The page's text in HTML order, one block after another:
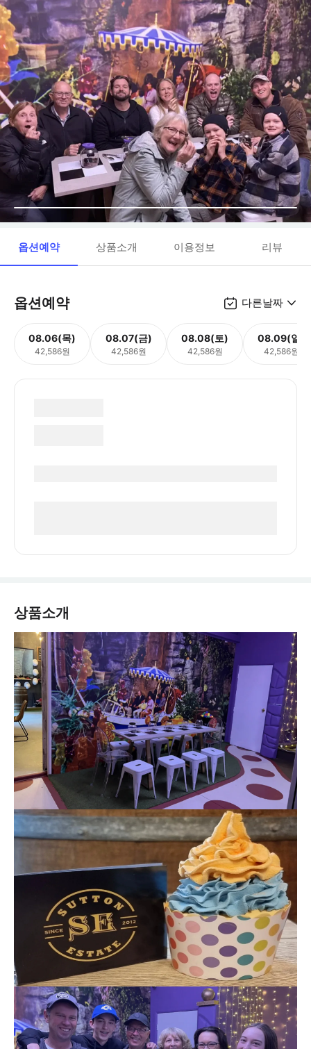
옵션예약 상품소개 이용정보 리뷰
옵션예약 다른날짜
08.06(목)
42,586원
08.07(금)
42,586원
08.08(토)
42,586원
08.09(일)
42,586원
상품소개